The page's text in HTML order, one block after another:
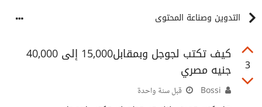
التدوين وصناعة المحتوى
3
كيف تكتب لجوجل وبمقابل15,000 إلى 40,000
جنيه مصري
قبل سنة واحدة